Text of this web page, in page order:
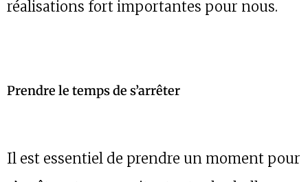
réalisations fort importantes pour nous.
Prendre le temps de s’arrêter
Il est essentiel de prendre un moment pour